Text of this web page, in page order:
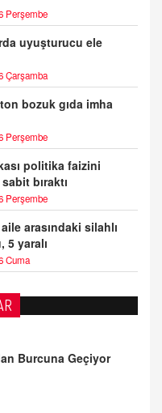
Perşembe
uyuşturucu ele
Çarşamba
bozuk gıda imha
Perşembe
politika faizini
bıraktı
Perşembe
arasındaki silahlı
5 yaralı
Cuma
Burcuna Geçiyor